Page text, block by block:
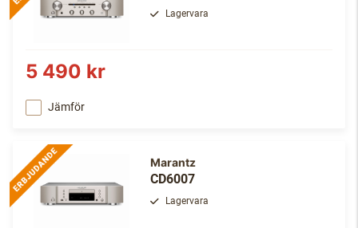
Lagervara
5 490 kr
Jämför
Marantz
CD6007
Lagervara